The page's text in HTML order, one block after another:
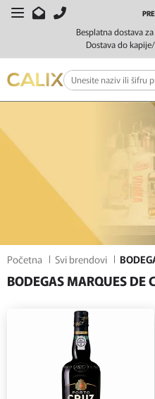
Besplatna dostava
Dostava do
Početna Svi brendovi
BODEGAS MARQUES DE
FILTERI
SORTIRAJ